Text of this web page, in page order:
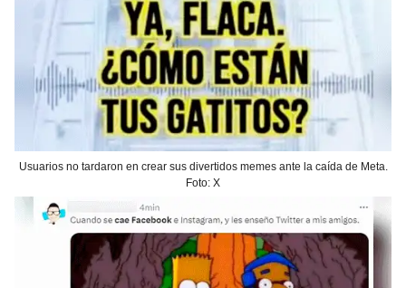
Usuarios no tardaron en crear sus divertidos memes ante la caída de Meta.
Foto: X